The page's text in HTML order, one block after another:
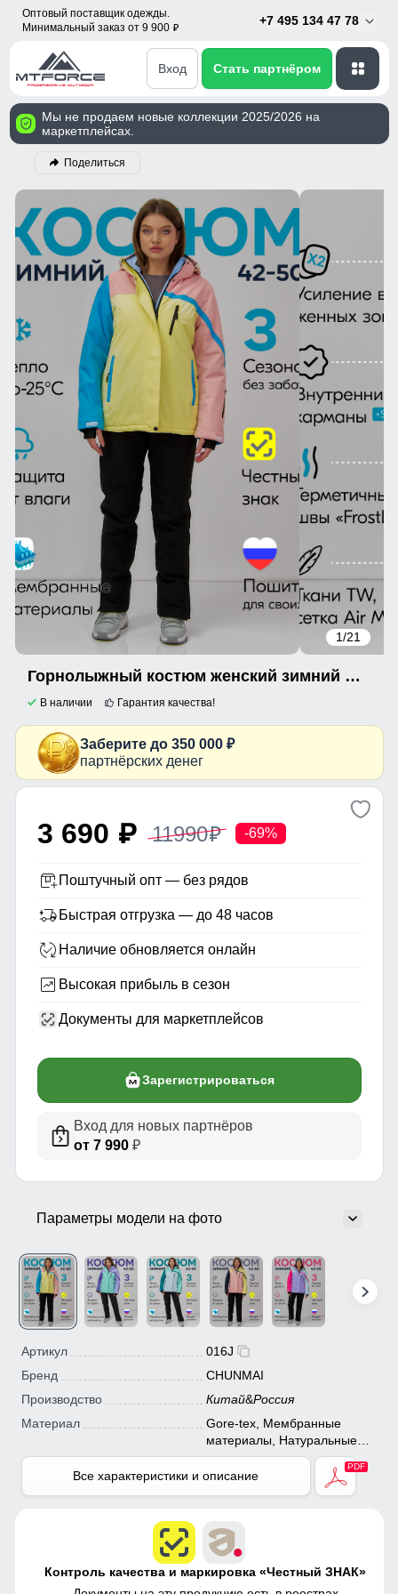
Оптовый поставщик одежды.
Минимальный заказ от 9 900 p
+7 495 134 47 78
Вход Стать партнёром
Мы не продаем новые коллекции 2025/2026 на
маркетплейсах.
Поделиться
1/21
Горнолыжный костюм женский зимний желтого цвета 016J
В наличии Гарантия качества!
Заберите до 350 000 ₽
партнёрских денег
3 690 p 11990p -69%
Поштучный опт — без рядов
Быстрая отгрузка — до 48 часов
Наличие обновляется онлайн
Высокая прибыль в сезон
Документы для маркетплейсов
Зарегистрироваться
Вход для новых партнёров
от 7 990₽
Параметры модели на фото
Артикул
016J
Бренд
CHUNMAI
Производство
Китай&Россия
Материал
Gore-tex, Мембранные
материалы, Натуральные
материалы, Полиэстер,
Плащевка, Тефлон,
Экологичные материалы
Все характеристики и описание
Контроль качества и маркировка «Честный ЗНАК»